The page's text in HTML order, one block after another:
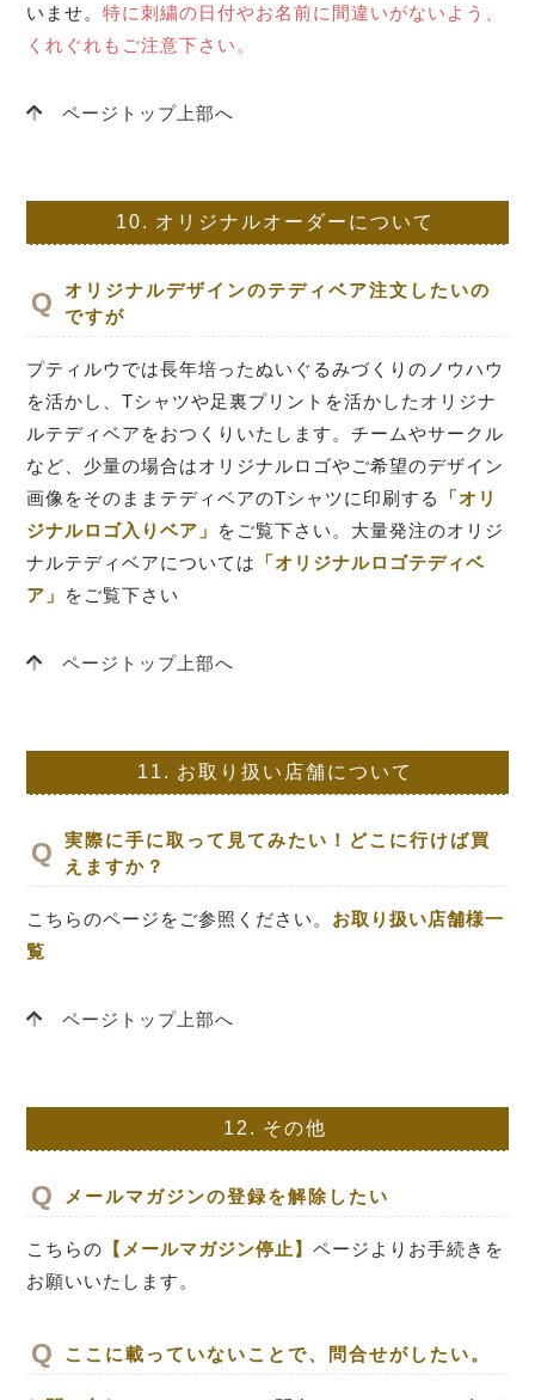
いませ。特に刺繍の日付やお名前に間違いがないよう、
くれぐれもご注意下さい。
ページトップ上部へ
10. オリジナルオーダーについて
オリジナルデザインのテディベア注文したいの
ですが
プティルウでは長年培ったぬいぐるみづくりのノウハウ
を活かし、Tシャツや足裏プリントを活かしたオリジナ
ルテディベアをおつくりいたします。チームやサークル
など、少量の場合はオリジナルロゴやご希望のデザイン
画像をそのままテディベアのTシャツに印刷する
「オリ
ジナルロゴ入りベア」 をご覧下さい。大量発注のオリジ
ナルテディベアについては
「オリジナルロゴテディベ
ア」 をご覧下さい
ページトップ上部へ
11. お取り扱い店舗について
実際に手に取って見てみたい！どこに行けば買
えますか？
こちらのページをご参照ください。 お取り扱い店舗様一
覧
ページトップ上部へ
12. その他
メールマガジンの登録を解除したい
こちらの 【メールマガジン停止】ページよりお手続きを
お願いいたします。
ここに載っていないことで、問合せがしたい。